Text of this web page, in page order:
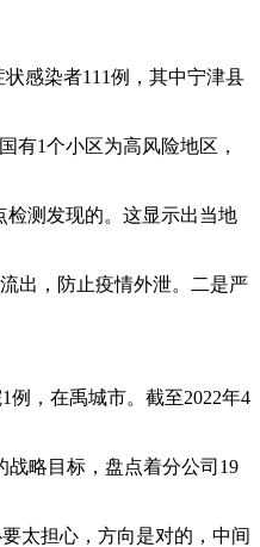
感染者111例，其中宁津县
有1个小区为高风险地区，
检测发现的。这显示出当地
出，防止疫情外泄。二是严
例，在禹城市。截至2022年4
略目标，盘点着分公司19
太担心，方向是对的，中间